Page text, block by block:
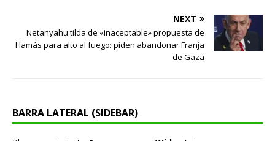
NEXT
Netanyahu tilda de «inaceptable» propuesta de
Hamás para alto al fuego: piden abandonar Franja
de Gaza
BARRA LATERAL (SIDEBAR)